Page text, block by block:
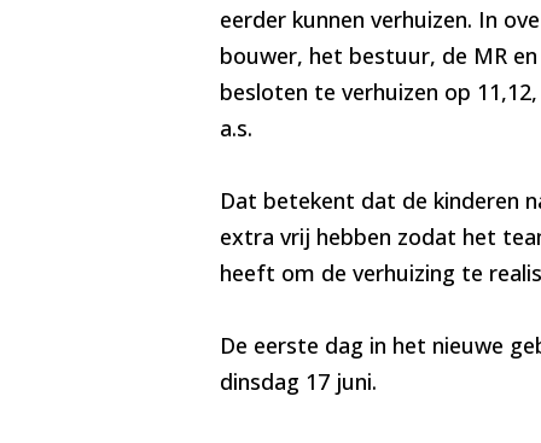
eerder kunnen verhuizen. In
bouwer, het bestuur, de MR
besloten te verhuizen op
a.s.
Dat betekent dat de kinderen
extra vrij hebben zodat het
heeft om de verhuizing te
De eerste dag in het nieuwe
dinsdag 17 juni.